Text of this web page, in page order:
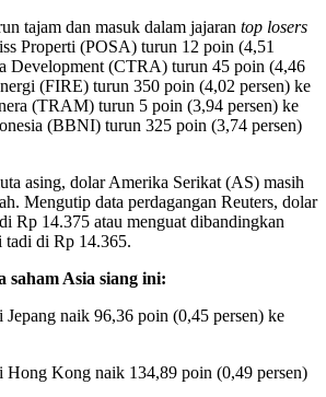
tajam dan masuk dalam jajaran top losers
Properti (POSA) turun 12 poin (4,51
Development (CTRA) turun 45 poin (4,46
(FIRE) turun 350 poin (4,02 persen) ke
(TRAM) turun 5 poin (3,94 persen) ke
(BBNI) turun 325 poin (3,74 persen)
asing, dolar Amerika Serikat (AS) masih
Mengutip data perdagangan Reuters, dolar
Rp 14.375 atau menguat dibandingkan
tadi di Rp 14.365.
Asia siang ini:
naik 96,36 poin (0,45 persen) ke
Hong Kong naik 134,89 poin (0,49 persen)